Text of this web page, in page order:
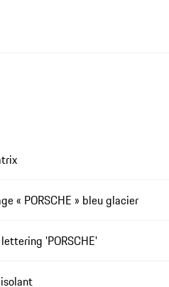
« PORSCHE » bleu glacier
'PORSCHE'